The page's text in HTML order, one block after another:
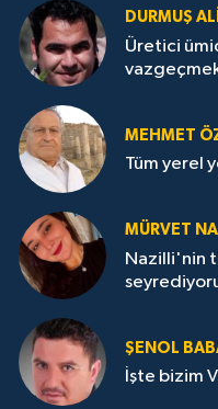
DURMUŞ
Üretici
MEHMET
Tüm yerel
MÜRVET
Nazilli'nin
ŞENOL
İşte bizim